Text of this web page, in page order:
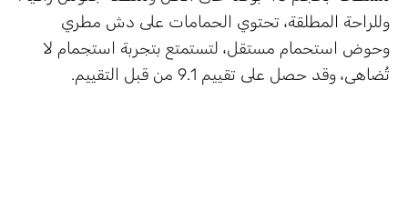
وللراحة المطلقة، تحتوي الحمامات على دش مطري
وحوض استحمام مستقل، لتستمتع بتجربة استجمام لا
تُضاهى، وقد حصل على تقييم 9.1 من قبل التقييم.